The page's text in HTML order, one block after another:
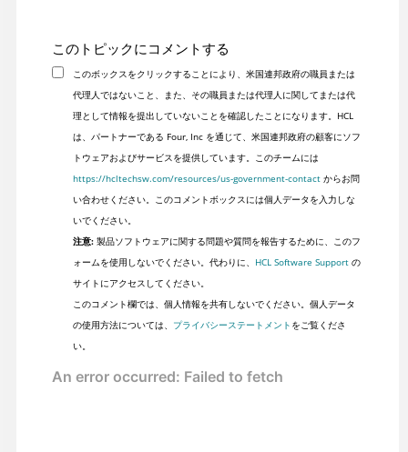
このトピックにコメントする
このボックスをクリックすることにより、米国連邦政府の職員または
代理人ではないこと、また、その職員または代理人に関してまたは代
理として情報を提出していないことを確認したことになります。HCL
は、パートナーである Four, Inc を通じて、米国連邦政府の顧客にソフ
トウェアおよびサービスを提供しています。このチームには
https://hcltechsw.com/resources/us-government-contactからお問
い合わせください。このコメントボックスには個人データを入力しな
いでください。
注意:製品ソフトウェアに関する問題や質問を報告するために、このフ
ォームを使用しないでください。代わりに、 HCL Software Supportの
サイトにアクセスしてください。
このコメント欄では、個人情報を共有しないでください。個人データ
の使用方法については、 プライバシーステートメント をご覧くださ
い。